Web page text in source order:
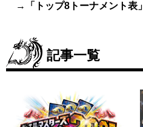
→ 「トップ8トーナメント表」
記事一覧